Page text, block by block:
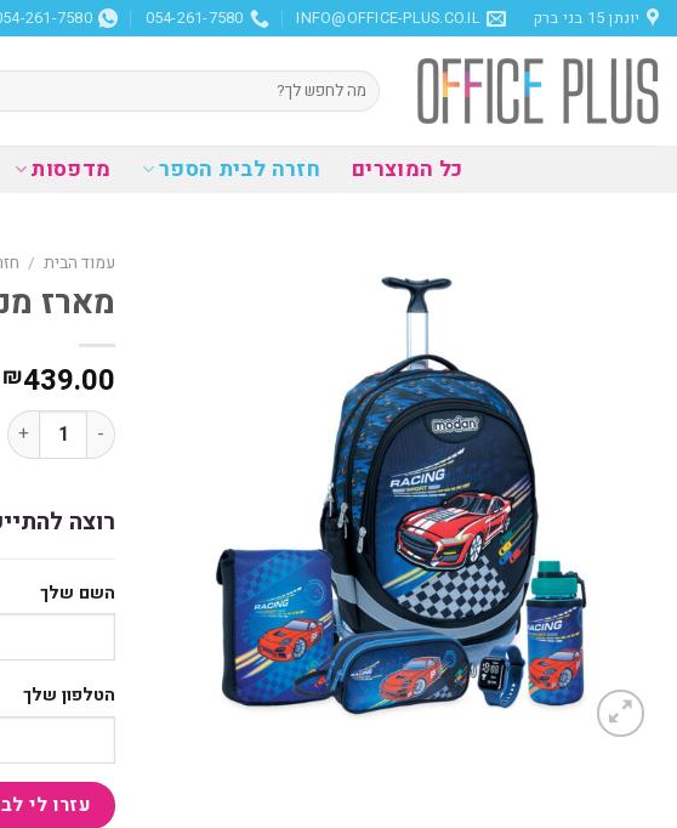
Skip
to
content
יונתן 15 בני ברק INFO@OFFICE-PLUS.CO.IL
054-261-7580
261-7580
חיפוש
עבור:
כל המוצרים חזרה לבית הספר מדפסות
עמוד הבית /
מארז
₪439.00
כמות של מארז
רוצה
השם שלך
הטלפון שלך